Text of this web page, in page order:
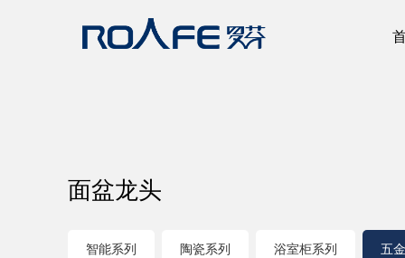
面盆龙头
智能系列 陶瓷系列 浴室柜系列 五